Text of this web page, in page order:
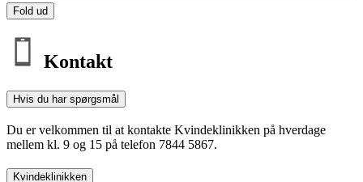
Fold ud
Kontakt
Hvis du har spørgsmål
Du er velkommen til at kontakte Kvindeklinikken på hverdage
mellem kl. 9 og 15 på telefon 7844 5867.
Kvindeklinikken